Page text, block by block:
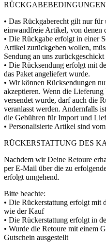
RÜCKGABEBEDINGUNGEN
• Das Rückgaberecht gilt nur für
einwandfreie Artikel, von denen
• Die Rückgabe erfolgt in einer
Artikel zurückgeben wollen,
Sendung an uns zurückgeschickt
• Die Rücksendung erfolgt mit
das Paket angeliefert wurde.
• Wir können Rücksendungen
akzeptieren. Wenn die
versendet wurde, darf auch die
veranlasst werden. Andernfalls
die Gebühren für Import und
• Personalisierte Artikel sind
RÜCKERSTATTUNG DES
Nachdem wir Deine Retoure
per E-Mail über die zu
erfolgt umgehend.
Bitte beachte:
• Die Rückerstattung erfolgt mit
wie der Kauf
• Die Rückerstattung erfolgt in
• Wurde die Retoure mit einem
Gutschein ausgestellt